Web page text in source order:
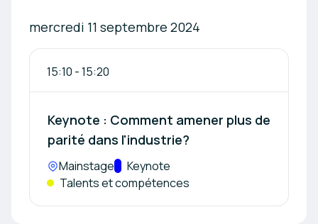
mercredi 11 septembre 2024
15:10 -15:20
Keynote : Comment amener plus de
parité dans l'industrie?
Lieu :
MainstageTrack :
Keynote
Talents et compétences